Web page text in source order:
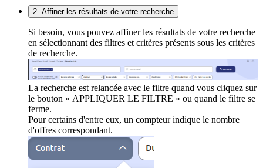
2. Affiner les résultats de votre recherche
Si besoin, vous pouvez affiner les résultats de votre recherche
en sélectionnant des filtres et critères présents sous les critères
de recherche.
La recherche est relancée avec le filtre quand vous cliquez sur
le bouton « APPLIQUER LE FILTRE » ou quand le filtre se
ferme.
Pour certains d'entre eux, un compteur indique le nombre
d'offres correspondant.